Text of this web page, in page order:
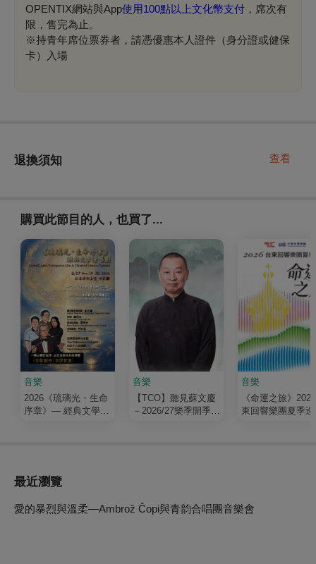
OPENTIX網站與App使用100點以上文化幣支付 ，席次有
限，售完為止。
※持青年席位票券者，請憑優惠本人證件（身分證或健保
卡）入場
退換須知 查看
購買此節目的人，也買了...
音樂
2026《琉璃光・生命
序章》— 經典文學清
音樂
【TCO】聽見蘇文慶
－2026/27樂季開季音
音樂
《命運之旅》
東回響樂團夏季巡
最近瀏覽
愛的暴烈與溫柔—Ambrož Čopi與青韵合唱團音樂會